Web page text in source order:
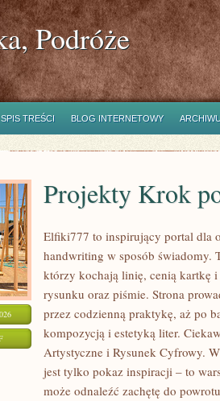
Podróże
SPIS TREŚCI BLOG INTERNETOWY
ON
Projekty Krok
Elfiki777 to inspirujący portal dla
handwriting w sposób świadomy.
którzy kochają linię, cenią kartkę
rysunku oraz piśmie. Strona
przez codzienną praktykę, aż po
kompozycją i estetyką liter.
Artystyczne i Rysunek Cyfrowy.
jest tylko pokaz inspiracji – to
może odnaleźć zachętę do